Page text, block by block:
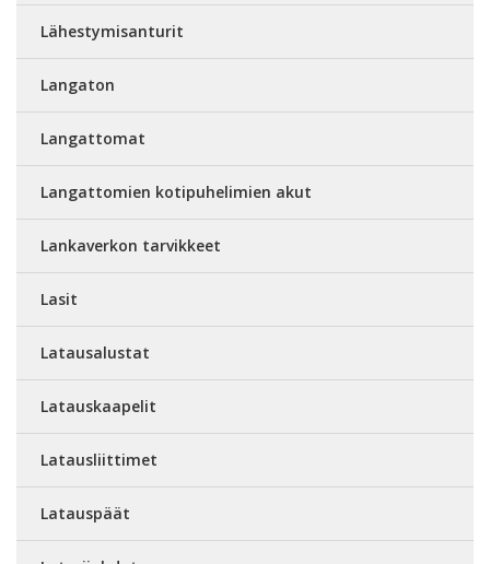
Lähestymisanturit
Langaton
Langattomat
Langattomien kotipuhelimien akut
Lankaverkon tarvikkeet
Lasit
Latausalustat
Latauskaapelit
Latausliittimet
Latauspäät